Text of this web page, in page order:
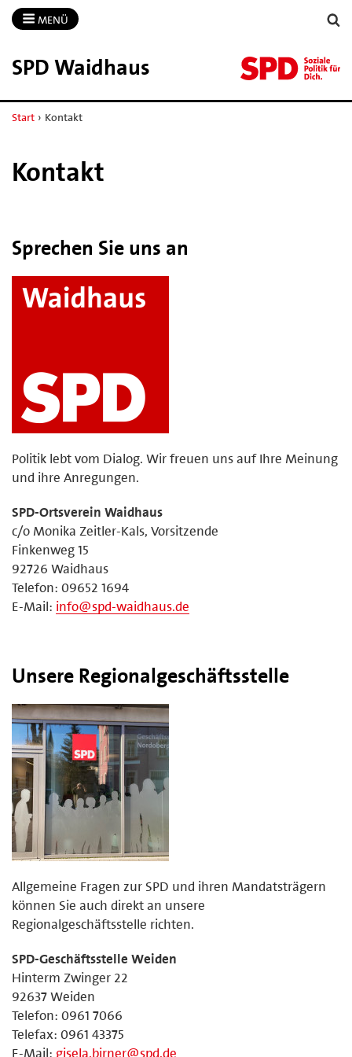
MENÜ
SPD Waidhaus
Start › Kontakt
Kontakt
Sprechen Sie uns an
Politik lebt vom Dialog. Wir freuen uns auf Ihre Meinung
und ihre Anregungen.
SPD-Ortsverein Waidhaus
c/o Monika Zeitler-Kals, Vorsitzende
Finkenweg 15
92726 Waidhaus
Telefon: 09652 1694
E-Mail: info@spd-waidhaus.de
Unsere Regionalgeschäftsstelle
Allgemeine Fragen zur SPD und ihren Mandatsträgern
können Sie auch direkt an unsere
Regionalgeschäftsstelle richten.
SPD-Geschäftsstelle Weiden
Hinterm Zwinger 22
92637 Weiden
Telefon: 0961 7066
Telefax: 0961 43375
E-Mail: gisela.birner@spd.de